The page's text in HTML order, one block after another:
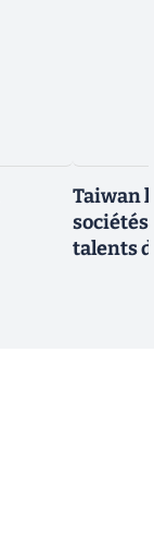
Taiwan
sociétés
talents